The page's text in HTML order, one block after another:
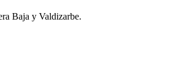
Baja y Valdizarbe.